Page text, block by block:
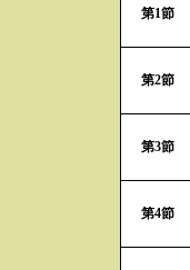
第1節
第2節
第3節
第4節